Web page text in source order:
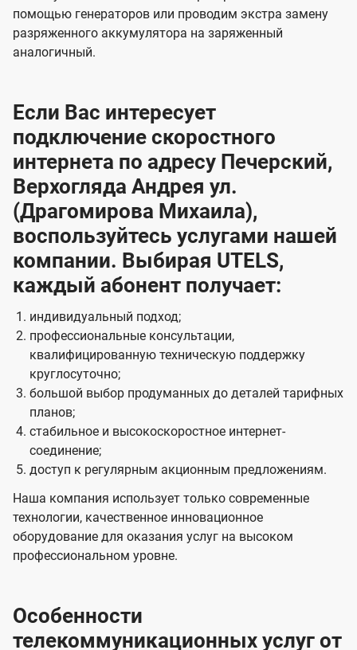
помощью генераторов или проводим экстра замену
разряженного аккумулятора на заряженный
аналогичный.
Если Вас интересует
подключение скоростного
интернета по адресу Печерский,
Верхогляда Андрея ул.
(Драгомирова Михаила),
воспользуйтесь услугами нашей
компании. Выбирая UTELS,
каждый абонент получает:
индивидуальный подход;
профессиональные консультации,
квалифицированную техническую поддержку
круглосуточно;
большой выбор продуманных до деталей тарифных
планов;
стабильное и высокоскоростное интернет-
соединение;
доступ к регулярным акционным предложениям.
Наша компания использует только современные
технологии, качественное инновационное
оборудование для оказания услуг на высоком
профессиональном уровне.
Особенности
телекоммуникационных услуг от